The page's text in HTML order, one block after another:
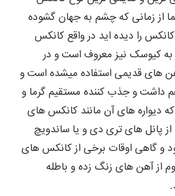
از زمانی که چشم به جهان گشوده
را دیده اید در واقع کانکس
به کیوسک نیز معروف است و در
های قدیمی استفاده میشده است و
داشت و جذب کننده مستقیم گرما و
دیواره های آن مانند کانکس های
از پانل های تری دی و یا ساندویچ
و گاهی اوقات برخی از کانکس های
از آهن های زنگ زده و باطله